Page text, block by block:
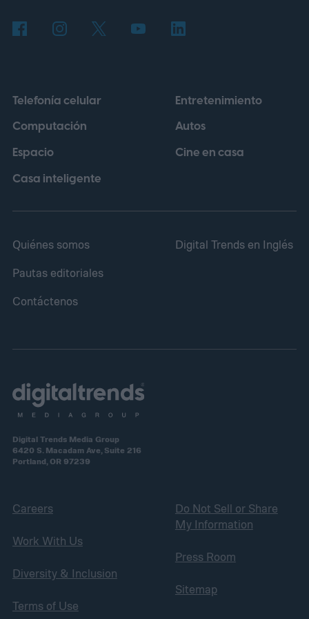
de secuencias de ADN y, para este
pertenecientes a la familia Microviridae.
Telefonía celular
Computación
Espacio
Casa inteligente
Entretenimiento
Autos
Cine en casa
Quiénes somos
Pautas editoriales
Contáctenos
Digital Trends en Inglés
Digital Trends Media Group
6420 S. Macadam Ave, Suite 216
Portland, OR 97239
Careers
Work With Us
Diversity & Inclusion
Terms of Use
Do Not Sell or Share
My Information
Press Room
Sitemap